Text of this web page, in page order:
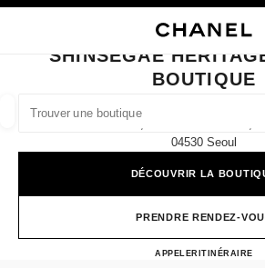
TROUVER UNE
Les suggestions sont affichées sous cette
0 suggestions disponibles
FERMER LA FICHE BOUTIQUE SHINSEGAE
SHINSEGAE
BOUTIQUE
1f & 2f, 42 Namdaemun-Ro,
04530 Seoul
DÉCOUVRIR LA
PRENDRE RENDEZ-
APPELER+82 80 805 9628
ITINÉRAIRE
filtres
filtrer les résultats par :